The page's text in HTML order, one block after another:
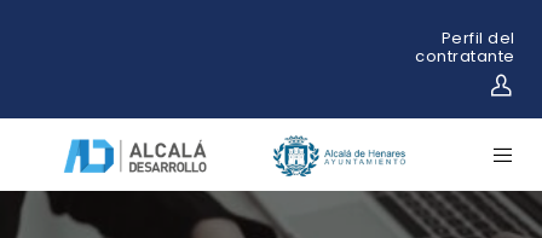
Perfil del
contratante